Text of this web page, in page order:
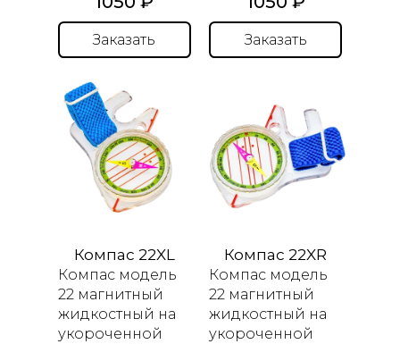
Заказать Заказать
Компас 22XL
Компас модель
22 магнитный
жидкостный на
укороченной
Компас 22XR
Компас модель
22 магнитный
жидкостный на
укороченной